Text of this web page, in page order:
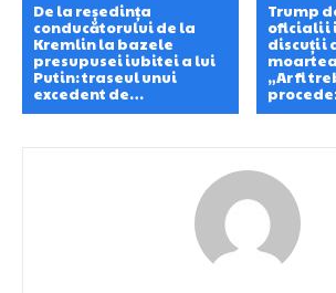
De la reședința
conducătorului de la
Kremlin la bazele
presupusei iubitei a lui
Putin: traseul unui
excedent de…
Trump
oficialii
discuții
„Ar fi